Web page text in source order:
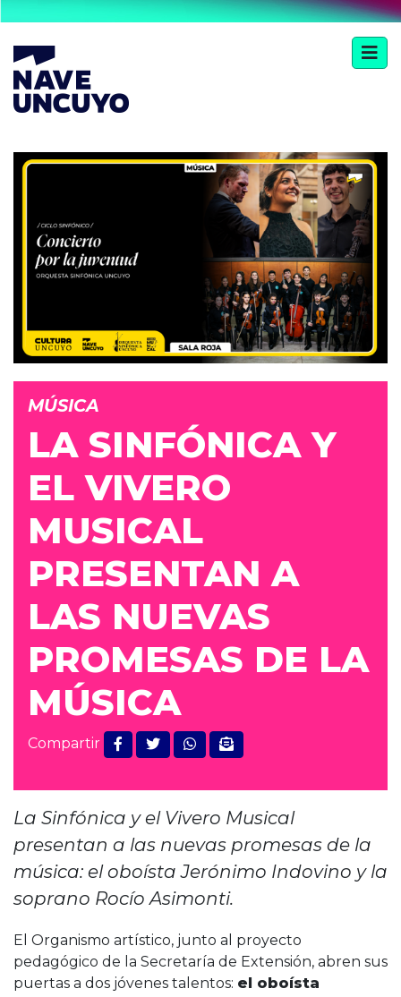
MÚSICA
LA SINFÓNICA Y
EL VIVERO
MUSICAL
PRESENTAN A
LAS NUEVAS
PROMESAS DE LA
MÚSICA
Compartir
La Sinfónica y el Vivero Musical
presentan a las nuevas promesas de la
música: el oboísta Jerónimo Indovino y la
soprano Rocío Asimonti.
El Organismo artístico, junto al proyecto
pedagógico de la Secretaría de Extensión, abren sus
puertas a dos jóvenes talentos: el oboísta